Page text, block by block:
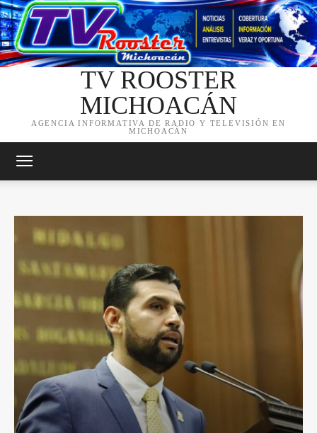
TV ROOSTER
MICHOACÁN
AGENCIA INFORMATIVA DE RADIO Y TELEVISIÓN EN
MICHOACÁN